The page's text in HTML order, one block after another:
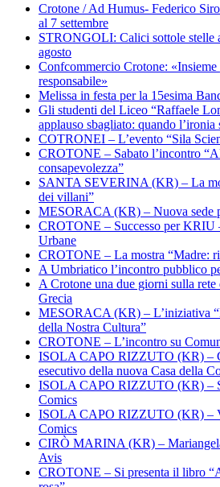
Crotone / Ad Humus- Federico
al 7 settembre
STRONGOLI: Calici sottole stelle
agosto
Confcommercio Crotone: «Insieme
responsabile»
Melissa in festa per la 15esima
Gli studenti del Liceo “Raffaele
applauso sbagliato: quando l’ironia
COTRONEI – L’evento “Sila
CROTONE – Sabato l’incontro
consapevolezza”
SANTA SEVERINA (KR) – La
dei villani”
MESORACA (KR) – Nuova sede
CROTONE – Successo per KRIU
Urbane
CROTONE – La mostra “Madre:
A Umbriatico l’incontro pubblico
A Crotone una due giorni sulla
Grecia
MESORACA (KR) – L’iniziativa
della Nostra Cultura”
CROTONE – L’incontro su
ISOLA CAPO RIZZUTO (KR) –
esecutivo della nuova Casa della
ISOLA CAPO RIZZUTO (KR) –
Comics
ISOLA CAPO RIZZUTO (KR) –
Comics
CIRÒ MARINA (KR) –
Avis
CROTONE – Si presenta il libro